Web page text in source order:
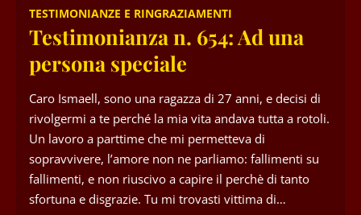
TESTIMONIANZE E RINGRAZIAMENTI
Testimonianza n. 654: Ad una
persona speciale
Caro Ismaell, sono una ragazza di 27 anni, e decisi di
rivolgermi a te perché la mia vita andava tutta a rotoli.
Un lavoro a parttime che mi permetteva di
sopravvivere, l’amore non ne parliamo: fallimenti su
fallimenti, e non riuscivo a capire il perchè di tanto
sfortuna e disgrazie. Tu mi trovasti vittima di…